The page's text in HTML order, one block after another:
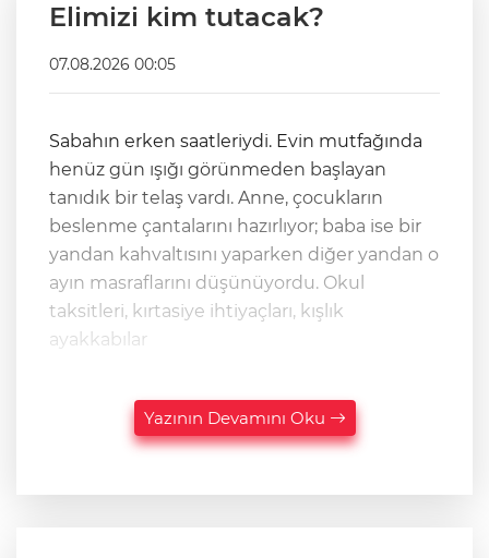
Elimizi kim tutacak?
07.08.2026 00:05
Sabahın erken saatleriydi. Evin mutfağında
henüz gün ışığı görünmeden başlayan
tanıdık bir telaş vardı. Anne, çocukların
beslenme çantalarını hazırlıyor; baba ise bir
yandan kahvaltısını yaparken diğer yandan o
ayın masraflarını düşünüyordu. Okul
taksitleri, kırtasiye ihtiyaçları, kışlık
ayakkabılar
Yazının Devamını Oku